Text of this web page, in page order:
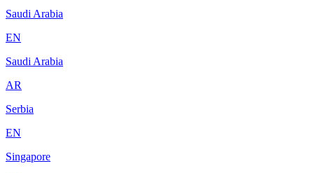
Saudi Arabia
EN
Saudi Arabia
AR
Serbia
EN
Singapore